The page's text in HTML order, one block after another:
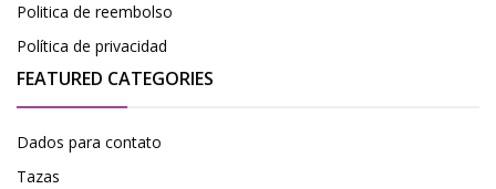
Politica de reembolso
Política de privacidad
FEATURED CATEGORIES
Dados para contato
Tazas